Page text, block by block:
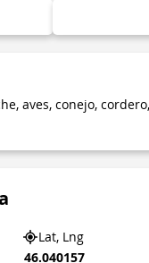
aves, conejo,
Lat, Lng
46.040157